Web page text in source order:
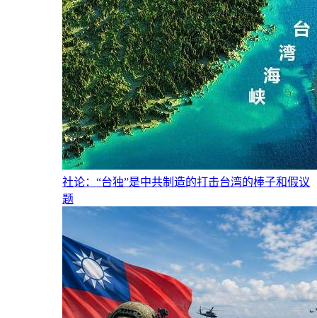
社论：“台独”是中共制造的打击台湾的棒子和假议
题